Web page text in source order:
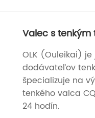
Valec s tenkým
OLK (Ouleikai)
dodávateľov
špecializuje na
tenkého valca
24 hodín.